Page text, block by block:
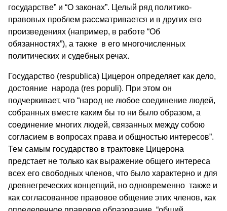
государстве” и “О законах”. Целый ряд политико-
правовых проблем рассматривается и в других его
произведениях (например, в работе “Об
обязанностях”), а также в его многочисленных
политических и судебных речах.
Государство (respublica) Цицерон определяет как дело,
достояние народа (res populi). При этом он
подчеркивает, что “народ не любое соединение людей,
собранных вместе каким бы то ни было образом, а
соединение многих людей, связанных между собою
согласием в вопросах права и общностью интересов”.
Тем самым государство в трактовке Цицерона
предстает не только как выражение общего интереса
всех его свободных членов, что было характерно и для
древнегреческих концепций, но одновременно также и
как согласованное правовое общение этих членов, как